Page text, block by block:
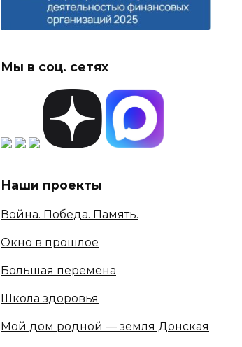
Мы в соц. сетях
Наши проекты
Война. Победа. Память.
Окно в прошлое
Большая перемена
Школа здоровья
Мой дом родной — земля Донская